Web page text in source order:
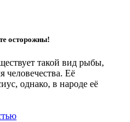
осторожны!
такой вид рыбы,
человечества. Её
однако, в народе её